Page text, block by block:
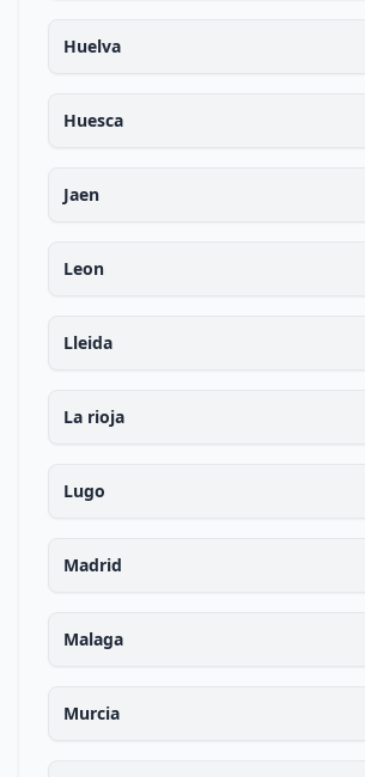
Huelva
Huesca
Jaen
Leon
Lleida
La rioja
Lugo
Madrid
Malaga
Murcia